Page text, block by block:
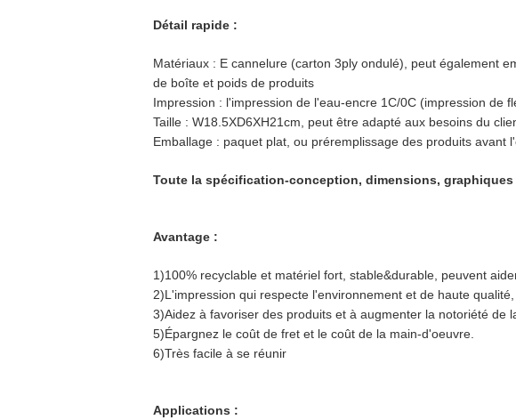
Détail rapide :
Matériaux : E cannelure (carton 3ply ondulé), peut également
de boîte et poids de produits
Impression : l'impression de l'eau-encre 1C/0C (impression de
Taille : W18.5XD6XH21cm, peut être adapté aux besoins du
Emballage : paquet plat, ou préremplissage des produits avant
Toute la spécification-conception, dimensions,
Avantage :
1)100% recyclable et matériel fort, stable&durable, peuvent
2)L'impression qui respecte l'environnement et de haute
3)Aidez à favoriser des produits et à augmenter la notoriété de
5)Épargnez le coût de fret et le coût de la main-d'oeuvre.
6)Très facile à se réunir
Applications :